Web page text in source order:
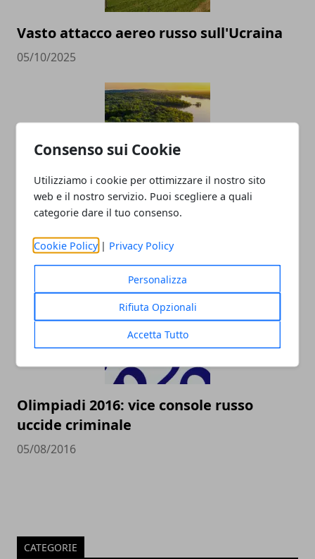
Consenso sui Cookie
Utilizziamo i cookie per ottimizzare il nostro sito
web e il nostro servizio. Puoi scegliere a quali
categorie dare il tuo consenso.
Cookie Policy | Privacy Policy
Personalizza
Rifiuta Opzionali
Accetta Tutto
Vasto attacco aereo russo sull'Ucraina
05/10/2025
Come visitare la foresta amazzonica:
06/01/2023
Olimpiadi 2016: vice console russo
uccide criminale
05/08/2016
CATEGORIE